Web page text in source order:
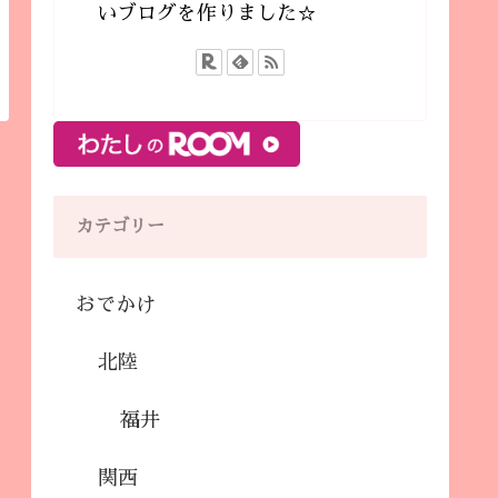
いブログを作りました☆
カテゴリー
おでかけ
北陸
福井
関西